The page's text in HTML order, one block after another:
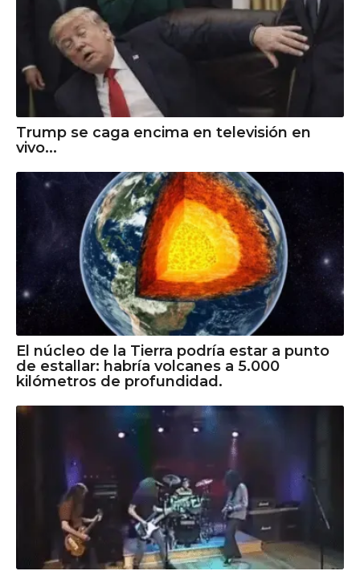
Trump se caga encima en televisión en
vivo...
El núcleo de la Tierra podría estar a punto
de estallar: habría volcanes a 5.000
kilómetros de profundidad.